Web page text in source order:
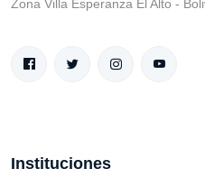
Zona Villa Esperanza El Alto -
Instituciones